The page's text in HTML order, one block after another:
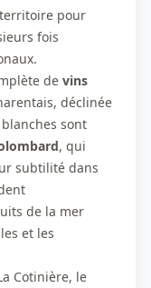
pour
fois
de vins
déclinée
blanches sont
, qui
subtilité dans
de la mer
et les
Cotinière, le